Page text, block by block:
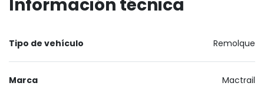
Información técnica
Tipo de vehículo Remolque
Marca Mactrail